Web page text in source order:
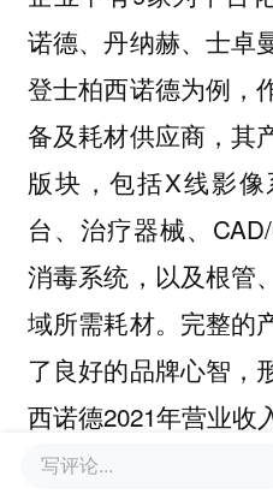
诺德、丹纳赫、士卓
登士柏西诺德为例，
备及耗材供应商，其
版块，包括X线影
台、治疗器械、
消毒系统，以及根管
域所需耗材。完整的
了良好的品牌心智，
西诺德2021年营业收
市值近80亿美元。
写评论...